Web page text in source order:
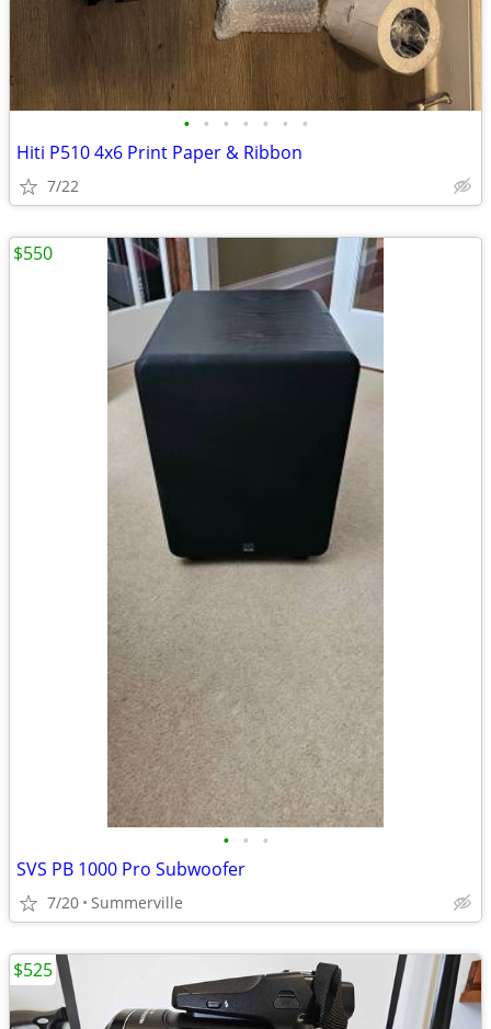
• • • • • • •
Hiti P510 4x6 Print Paper & Ribbon
7/22
• • •
SVS PB 1000 Pro Subwoofer
7/20 Summerville
$550
$525